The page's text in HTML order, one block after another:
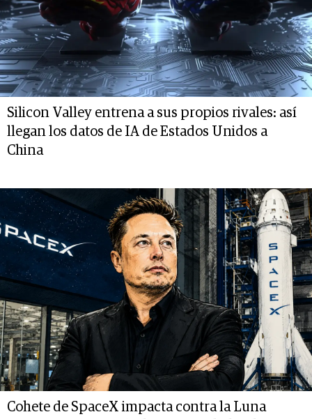
Silicon Valley entrena a sus propios rivales: así
llegan los datos de IA de Estados Unidos a
China
Cohete de SpaceX impacta contra la Luna